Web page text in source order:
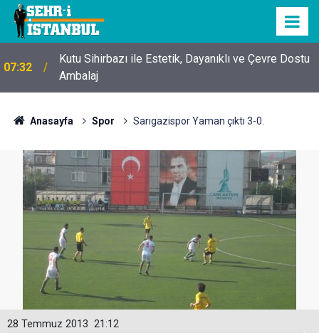
07:32
Kutu Sihirbazı ile Estetik, Dayanıklı ve Çevre Dostu
Ambalaj
Anasayfa Spor Sarıgazispor Yaman çıktı 3-0.
21:12
28 Temmuz 2013